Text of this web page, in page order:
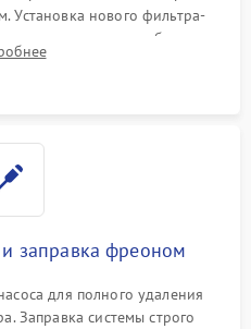
нового фильтра-
вентиляторов обдува,
дверных петель.
заправка фреоном
для полного удаления
Заправка системы строго